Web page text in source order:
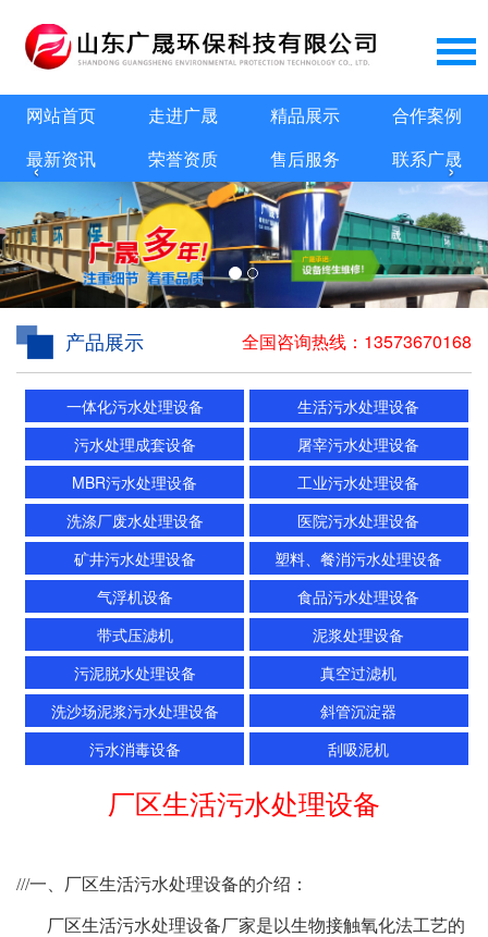
网站首页 走进广晟 精品展示 合作案例
最新资讯 荣誉资质 售后服务 联系广晟
‹ ›
全国咨询热线： 13573670168
产品展示
一体化污水处理设备
生活污水处理设备
污水处理成套设备
屠宰污水处理设备
MBR污水处理设备
工业污水处理设备
洗涤厂废水处理设备
医院污水处理设备
矿井污水处理设备
塑料、餐消污水处理设备
气浮机设备
食品污水处理设备
带式压滤机
泥浆处理设备
污泥脱水处理设备
真空过滤机
洗沙场泥浆污水处理设备
斜管沉淀器
污水消毒设备
刮吸泥机
厂区生活污水处理设备
///一、厂区生活污水处理设备的介绍：
厂区生活污水处理设备厂家是以生物接触氧化法工艺的